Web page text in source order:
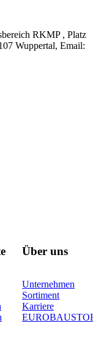
RKMP , Platz
Wuppertal, Email:
Über uns
Unternehmen
Sortiment
Karriere